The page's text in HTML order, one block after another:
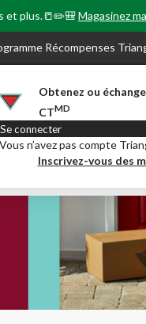
et plus.📒✏️🎒Magasinez
Récompenses
Obtenez ou
CTMD
Se connecter
Vous n’avez pas compte
Inscrivez-vous des
Classe Party City